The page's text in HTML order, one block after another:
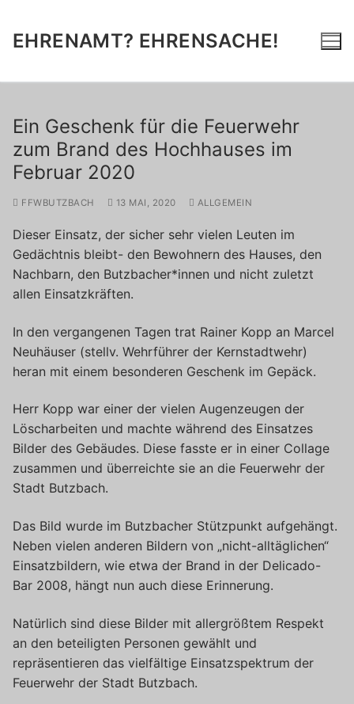
springen
EHRENAMT? EHRENSACHE!
Ein Geschenk für die Feuerwehr
zum Brand des Hochhauses im
Februar 2020
FFWBUTZBACH 13 MAI, 2020 ALLGEMEIN
Dieser Einsatz, der sicher sehr vielen Leuten im
Gedächtnis bleibt- den Bewohnern des Hauses, den
Nachbarn, den Butzbacher*innen und nicht zuletzt
allen Einsatzkräften.
In den vergangenen Tagen trat Rainer Kopp an Marcel
Neuhäuser (stellv. Wehrführer der Kernstadtwehr)
heran mit einem besonderen Geschenk im Gepäck.
Herr Kopp war einer der vielen Augenzeugen der
Löscharbeiten und machte während des Einsatzes
Bilder des Gebäudes. Diese fasste er in einer Collage
zusammen und überreichte sie an die Feuerwehr der
Stadt Butzbach.
Das Bild wurde im Butzbacher Stützpunkt aufgehängt.
Neben vielen anderen Bildern von „nicht-alltäglichen“
Einsatzbildern, wie etwa der Brand in der Delicado-
Bar 2008, hängt nun auch diese Erinnerung.
Natürlich sind diese Bilder mit allergrößtem Respekt
an den beteiligten Personen gewählt und
repräsentieren das vielfältige Einsatzspektrum der
Feuerwehr der Stadt Butzbach.